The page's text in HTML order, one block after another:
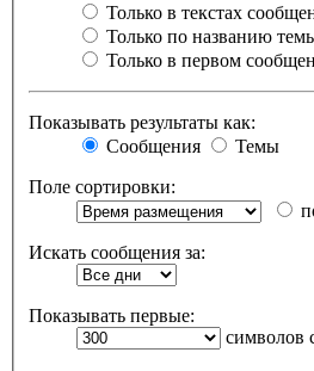
Только в текстах
Только по названию
Только в первом
Показывать результаты как:
Сообщения
Темы
Поле сортировки:
Искать сообщения за:
Показывать первые:
символов